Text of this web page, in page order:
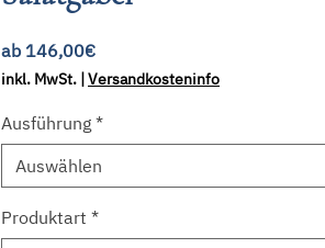
ab 146,00€Sale-
Preis
inkl. MwSt. |Versandkosteninfo
Ausführung *
Auswählen
Produktart *